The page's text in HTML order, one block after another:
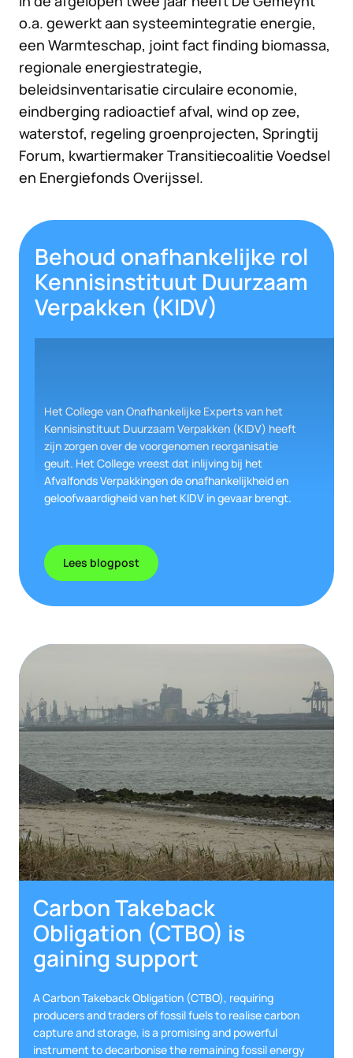
o.a. gewerkt aan systeemintegratie energie,
een Warmteschap, joint fact finding biomassa,
regionale energiestrategie,
beleidsinventarisatie circulaire economie,
eindberging radioactief afval, wind op zee,
waterstof, regeling groenprojecten, Springtij
Forum, kwartiermaker Transitiecoalitie Voedsel
en Energiefonds Overijssel.
Behoud onafhankelijke rol
Kennisinstituut Duurzaam
Verpakken (KIDV)
Het College van Onafhankelijke Experts van het
Kennisinstituut Duurzaam Verpakken (KIDV) heeft
zijn zorgen over de voorgenomen reorganisatie
geuit. Het College vreest dat inlijving bij het
Afvalfonds Verpakkingen de onafhankelijkheid en
geloofwaardigheid van het KIDV in gevaar brengt.
Lees blogpost
Carbon Takeback
Obligation (CTBO) is
gaining support
A Carbon Takeback Obligation (CTBO), requiring
producers and traders of fossil fuels to realise carbon
capture and storage, is a promising and powerful
instrument to decarbonise the remaining fossil energy